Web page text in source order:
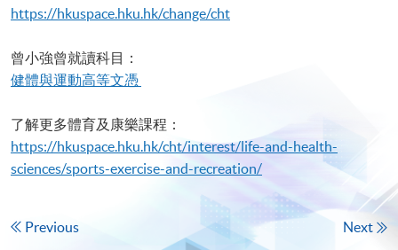
https://hkuspace.hku.hk/change/cht
曾小強曾就讀科目：
健體與運動高等文憑
了解更多體育及康樂課程：
https://hkuspace.hku.hk/cht/interest/life-and-health-
sciences/sports-exercise-and-recreation/
Previous Next